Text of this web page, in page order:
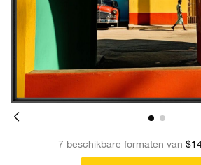
7 beschikbare formaten van